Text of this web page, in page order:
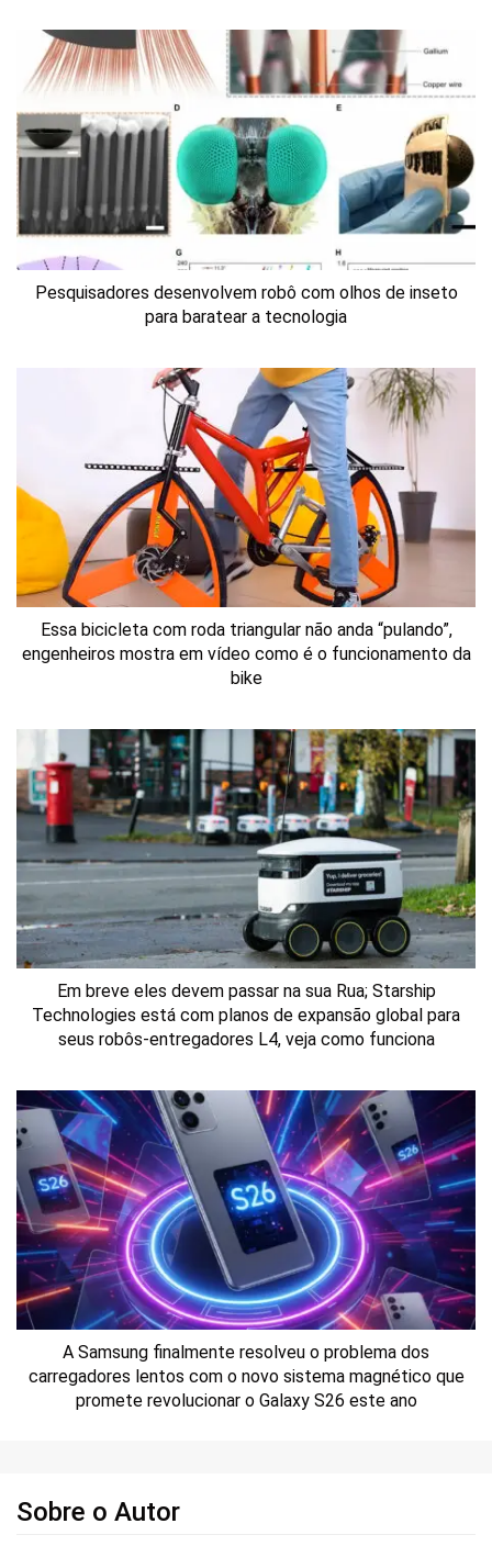
Pesquisadores desenvolvem robô com olhos de inseto
para baratear a tecnologia
Essa bicicleta com roda triangular não anda “pulando”,
engenheiros mostra em vídeo como é o funcionamento da
bike
Em breve eles devem passar na sua Rua; Starship
Technologies está com planos de expansão global para
seus robôs-entregadores L4, veja como funciona
A Samsung finalmente resolveu o problema dos
carregadores lentos com o novo sistema magnético que
promete revolucionar o Galaxy S26 este ano
Sobre o Autor